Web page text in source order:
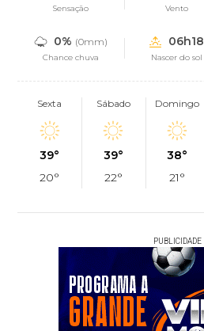
Sensação Vento
0% (0mm)
Chance chuva
06h18
Nascer do sol
Sexta
39°
20°
Sábado
39°
22°
Domingo
38°
21°
PUBLICIDADE